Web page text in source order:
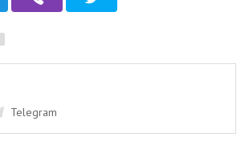
Telegram